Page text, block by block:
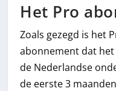
Het Pro
Zoals gezegd is het
abonnement dat
de Nederlandse
de eerste 3